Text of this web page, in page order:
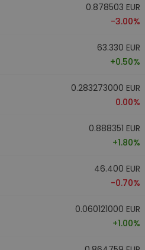
0.878503 EUR
-3.00%
63.330 EUR
+0.50%
0.283273000 EUR
0.00%
0.888351 EUR
+1.80%
46.400 EUR
-0.70%
0.060121000 EUR
+1.00%